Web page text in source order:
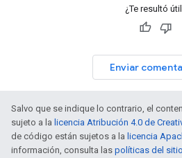
¿Te resultó
Enviar
Salvo que se indique lo contrario, el
sujeto a la licencia Atribución 4.0 de
de código están sujetos a la licencia
información, consulta las políticas del